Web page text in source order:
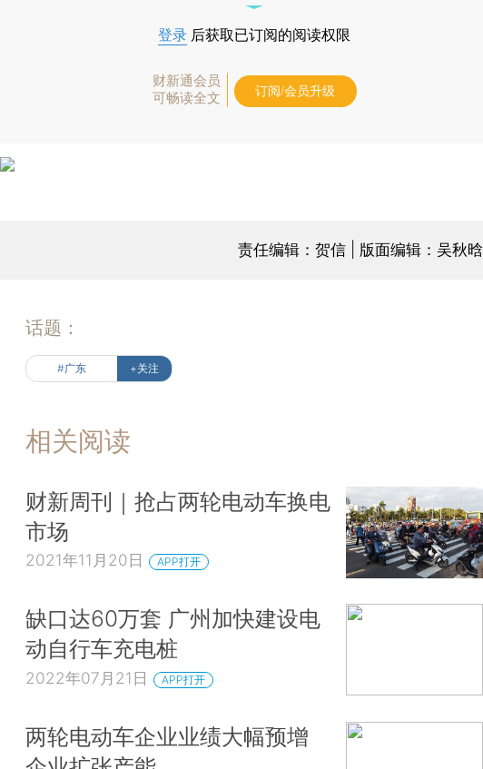
登录 后获取已订阅的阅读权限
财新通会员
可畅读全文
订阅/会员升级
责任编辑：贺信 | 版面编辑：吴秋晗
话题：
#广东 +关注
相关阅读
财新周刊｜抢占两轮电动车换电
市场
2021年11月20日 APP打开
缺口达60万套 广州加快建设电
动自行车充电桩
2022年07月21日 APP打开
两轮电动车企业业绩大幅预增